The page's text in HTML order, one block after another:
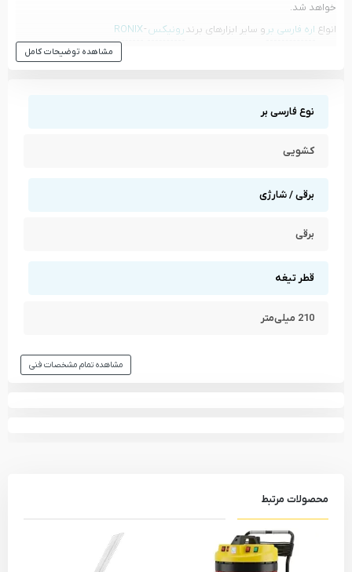
خواهد شد.
انواع اره فارسی بر و سایر ابزارهای برندرونیکس-
RONIX
رونیکس - RONIX
مشاهده تمام محصولات برند
مشاهده توضیحات کامل
نوع فارسی بر
کشویی
برقی / شارژی
برقی
قطر تیغه
210 میلی‌متر
مشاهده تمام مشخصات فنی
محصولات مرتبط